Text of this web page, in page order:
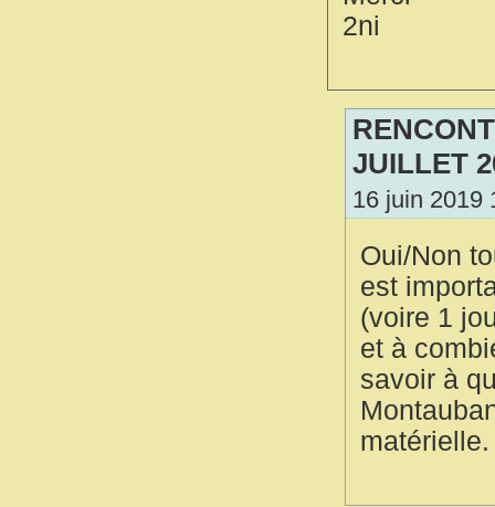
2ni
JUILLET
16 juin 2019
Oui/Non
est
(voire 1
et à
savoir à
matérielle.